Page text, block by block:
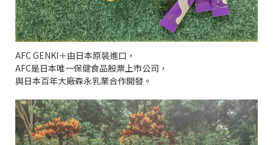
AFC GENKI＋由日本原裝進口，
AFC是日本唯一保健食品股票上市公司，
與日本百年大廠森永乳業合作開發。